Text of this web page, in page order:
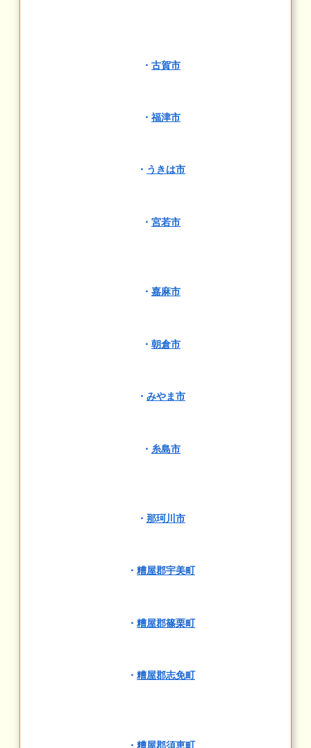
・ 古賀市
・ 福津市
・ うきは市
・ 宮若市
・ 嘉麻市
・ 朝倉市
・ みやま市
・ 糸島市
・ 那珂川市
・ 糟屋郡宇美町
・ 糟屋郡篠栗町
・ 糟屋郡志免町
・ 糟屋郡須恵町